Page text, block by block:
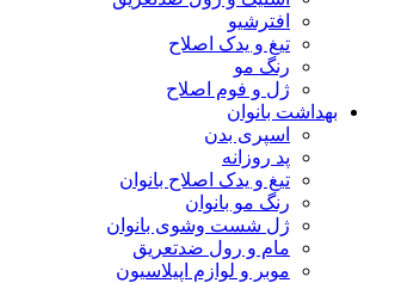
افترشیو
تیغ و یدک اصلاح
رنگ مو
ژل و فوم اصلاح
بهداشت بانوان
اسپری بدن
پد روزانه
تیغ و یدک اصلاح بانوان
رنگ مو بانوان
ژل شست وشوی بانوان
مام و رول ضدتعریق
موبر و لوازم اپیلاسیون